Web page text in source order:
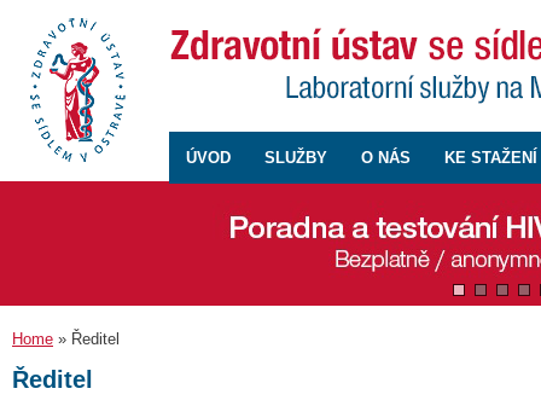
ÚVOD SLUŽBY O NÁS KE STAŽENÍ
Home » Ředitel
Ředitel